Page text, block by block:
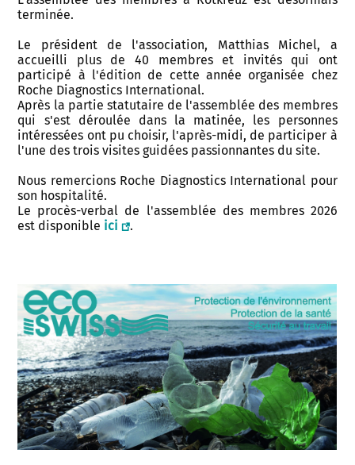
terminée.
Le président de l'association, Matthias Michel, a
accueilli plus de 40 membres et invités qui ont
participé à l'édition de cette année organisée chez
Roche Diagnostics International.
Après la partie statutaire de l'assemblée des membres
qui s'est déroulée dans la matinée, les personnes
intéressées ont pu choisir, l'après-midi, de participer à
l'une des trois visites guidées passionnantes du site.
Nous remercions Roche Diagnostics International pour
son hospitalité.
Le procès-verbal de l'assemblée des membres 2026
est disponible ici .